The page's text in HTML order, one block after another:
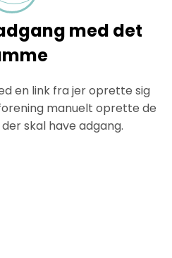
med det
en link fra jer oprette sig
manuelt oprette de
skal have adgang.